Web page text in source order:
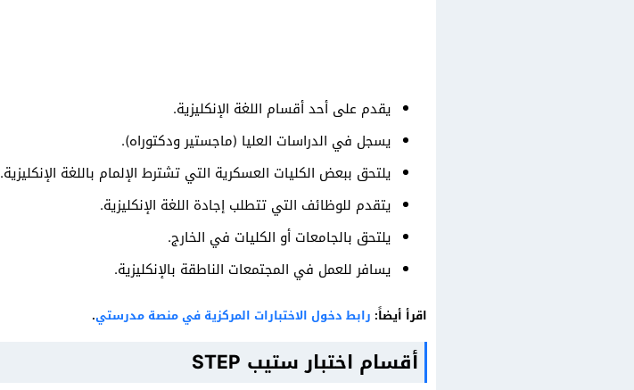
يقدم على أحد أقسام اللغة الإنكليزية.
يسجل في الدراسات العليا (ماجستير ودكتوراه).
يلتحق ببعض الكليات العسكرية التي تشترط الإلمام باللغة الإنكليزية.
يتقدم للوظائف التي تتطلب إجادة اللغة الإنكليزية.
يلتحق بالجامعات أو الكليات في الخارج.
يسافر للعمل في المجتمعات الناطقة بالإنكليزية.
اقرأ أيضاً: رابط دخول الاختبارات المركزية في منصة مدرستي.
أقسام اختبار ستيب STEP